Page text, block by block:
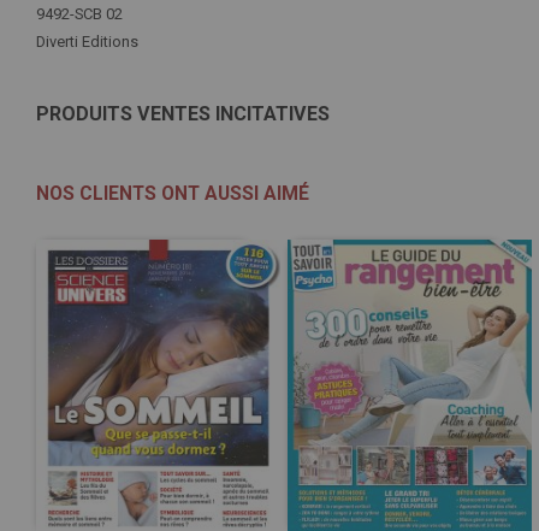
d'infos
9492-SCB 02
Diverti Editions
PRODUITS VENTES INCITATIVES
NOS CLIENTS ONT AUSSI AIMÉ